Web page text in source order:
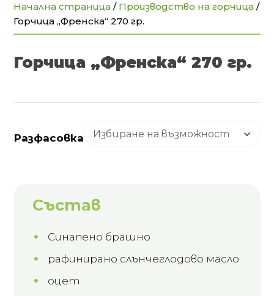
Начална страница / Производство на горчица /
Горчица „Френска“ 270 гр.
Горчица „Френска“ 270 гр.
Разфасовка
Състав
Синапено брашно
рафинирано слънчеглодово масло
оцет